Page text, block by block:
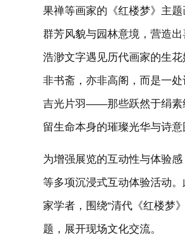
果禅等画家的《红楼梦》主题
群芳风貌与园林意境，营造
浩渺文字遇见历代画家的生
非书斋，亦非高阁，而是一
吉光片羽——那些跃然于绢素
留生命本身的璀璨光华与诗意
为增强展览的互动性与体验感
等多项沉浸式互动体验活动
家学者，围绕“清代《红楼梦
题，展开现场文化交流。